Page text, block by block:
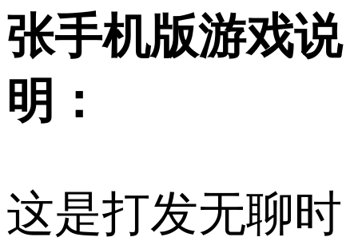
张手机版游戏说
明：
这是打发无聊时